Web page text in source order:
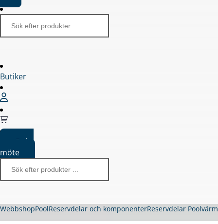
Butiker
Boka
möte
WebbshopPoolReservdelar och komponenterReservdelar